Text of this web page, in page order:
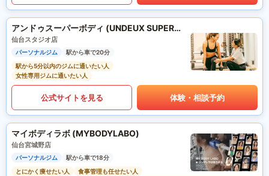
アンドゥスーパーボディ (UNDEUX SUPERBODY)
仙台スタジオ店
パーソナルジム
駅から車で20分
駅から5分以内のジムに通いたい人
女性専用ジムに通いたい人
公式サイトを見る 体験・相談予約
マイボディラボ (MYBODYLABO)
仙台宮城野店
パーソナルジム
駅から車で18分
とにかく痩せたい人
食事管理も任せたい人